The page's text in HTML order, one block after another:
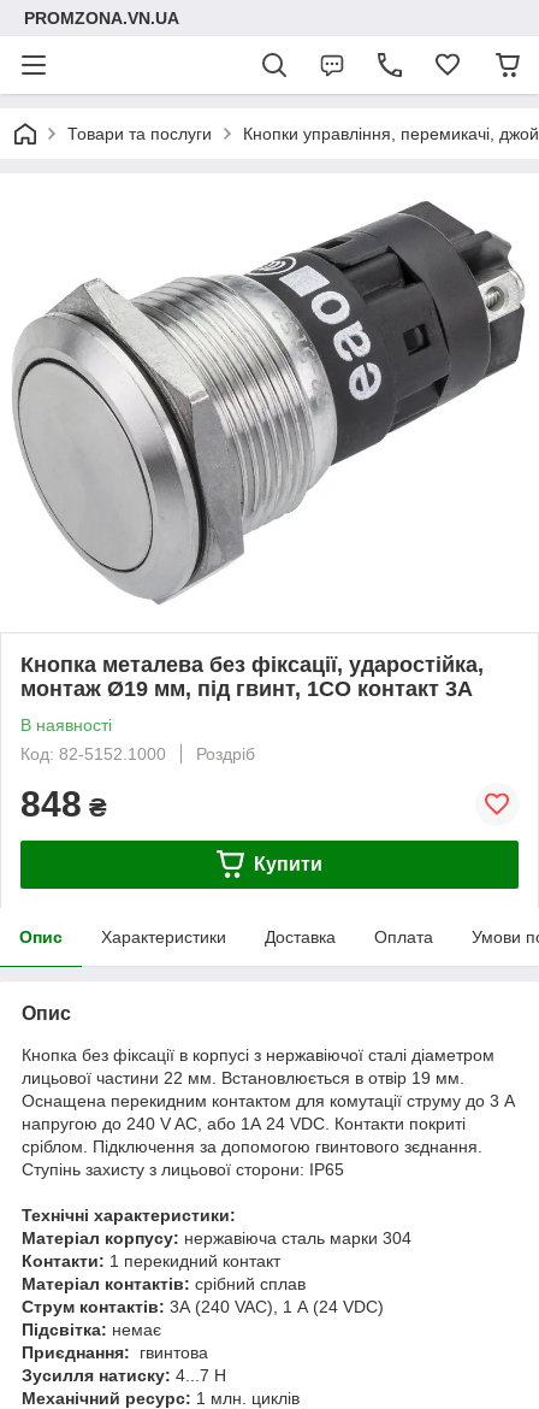
PROMZONA.VN.UA
Товари та послуги Кнопки управління, перемикачі,
Кнопка металева без фіксації, ударостійка,
монтаж Ø19 мм, під гвинт, 1CO контакт 3А
В наявності
Код: 82-5152.1000
Роздріб
848 ₴
Купити
Опис Характеристики Доставка Оплата Умови
Опис
Кнопка без фіксації в корпусі з нержавіючої сталі діаметром
лицьової частини 22 мм. Встановлюється в отвір 19 мм.
Оснащена перекидним контактом для комутації струму до 3 А
напругою до 240 V AC, або 1А 24 VDC. Контакти покриті
сріблом. Підключення за допомогою гвинтового зєднання.
Ступінь захисту з лицьової сторони: IP65
Технічні характеристики:
Матеріал корпусу: нержавіюча сталь марки 304
Контакти: 1 перекидний контакт
Матеріал контактів: срібний сплав
Струм контактів: 3А (240 VAC), 1 А (24 VDC)
Підсвітка: немає
Приєднання: гвинтова
Зусилля натиску: 4...7 Н
Механічний ресурс: 1 млн. циклів